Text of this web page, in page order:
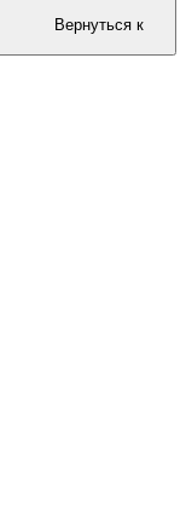
Вернуться к